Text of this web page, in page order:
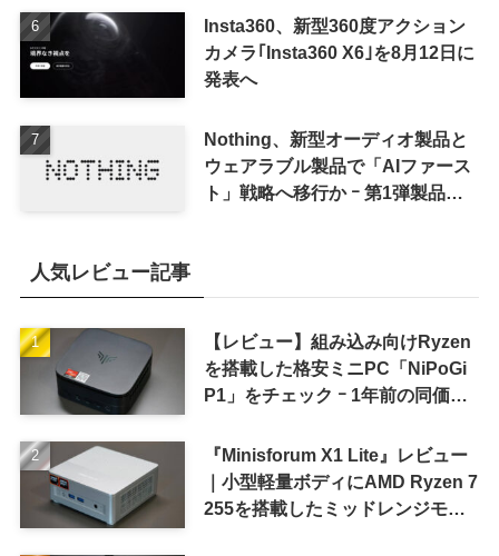
Insta360、新型360度アクション
カメラ｢Insta360 X6｣を8月12日に
発表へ
Nothing、新型オーディオ製品と
ウェアラブル製品で「AIファース
ト」戦略へ移行か ｰ 第1弾製品は
人気レビュー記事
【レビュー】組み込み向けRyzen
を搭載した格安ミニPC「NiPoGi
P1」をチェック ｰ 1年前の同価格
『Minisforum X1 Lite』レビュー
｜小型軽量ボディにAMD Ryzen 7
255を搭載したミッドレンジモデ